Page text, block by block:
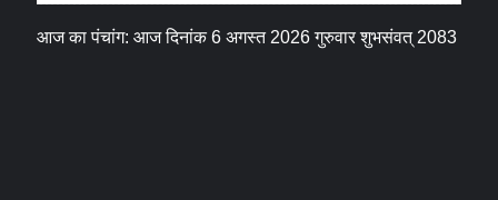
आज का पंचांग: आज दिनांक 6 अगस्त 2026 गुरुवार शुभसंवत् 2083